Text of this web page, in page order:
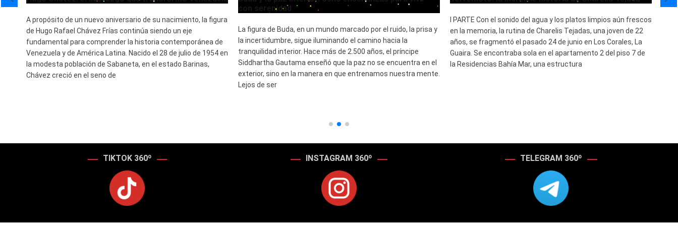
A propósito de un nuevo aniversario de su nacimiento, la figura
de Hugo Rafael Chávez Frías continúa siendo un eje
fundamental para comprender la historia contemporánea de
Venezuela y de América Latina. Nacido el 28 de julio de 1954 en
la modesta población de Sabaneta, en el estado Barinas,
Chávez creció en el seno de
con serenidad
La figura de Buda, en un mundo marcado por el ruido, la prisa y
la incertidumbre, sigue iluminando el camino hacia la
tranquilidad interior. Hace más de 2.500 años, el príncipe
Siddhartha Gautama enseñó que la paz no se encuentra en el
exterior, sino en la manera en que entrenamos nuestra mente.
Lejos de ser
I PARTE Con el sonido del agua y los platos limpios aún frescos
en la memoria, la rutina de Charelis Tejadas, una joven de 22
años, se fragmentó el pasado 24 de junio en Los Corales, La
Guaira. Se encontraba sola en el apartamento 2 del piso 7 de
la Residencias Bahía Mar, una estructura
TIKTOK 360º INSTAGRAM 360º TELEGRAM 360º